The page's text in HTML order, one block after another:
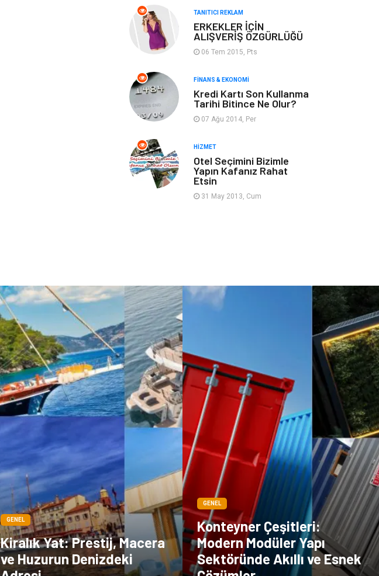
Emlak
Ev İşleri Organizasyon
Sigorta Aksesuar
Mobilya Astroloji
Bebek Giyim
Doğal Enerji
TANITICI REKLAM
ERKEKLER İÇİN
ALIŞVERİŞ ÖZGÜRLÜĞÜ
06 Tem 2015, Pts
FINANS & EKONOMI
Kredi Kartı Son Kullanma
Tarihi Bitince Ne Olur?
07 Ağu 2014, Per
HIZMET
Otel Seçimini Bizimle
Yapın Kafanız Rahat
Etsin
31 May 2013, Cum
GENEL
Kiralık Yat: Prestij, Macera
ve Huzurun Denizdeki
GENEL
Konteyner Çeşitleri:
Modern Modüler Yapı
Sektöründe Akıllı ve Esnek